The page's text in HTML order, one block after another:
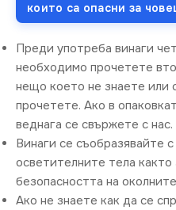
които са опасни за
Преди употреба винаги
необходимо прочетете
нещо което не знаете или
прочетете. Ако в
веднага се свържете с нас.
Винаги се съобразявайте
осветителните тела както
безопасността на
Ако не знаете как да се